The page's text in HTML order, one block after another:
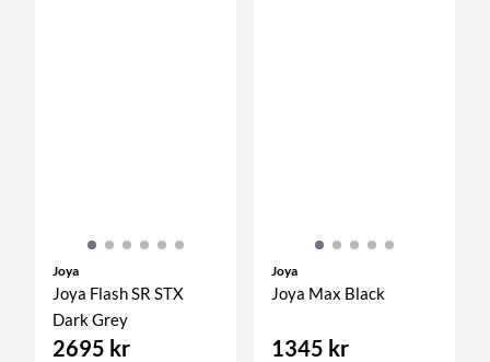
Joya
Joya Flash SR STX
Dark Grey
2695 kr
Joya
Joya Max Black
1345 kr